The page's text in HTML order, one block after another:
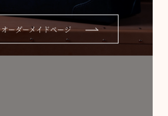
オーダーメイドページ